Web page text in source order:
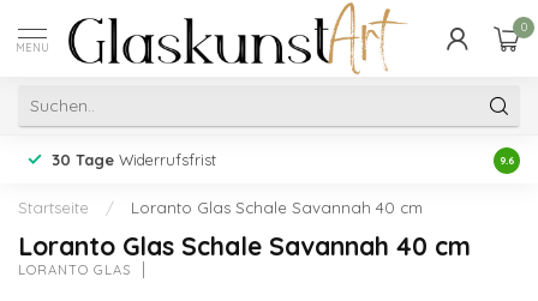
MENU
0
30 Tage Widerrufsfrist 9.6
Startseite / Loranto Glas Schale Savannah 40 cm
Loranto Glas Schale Savannah 40 cm
LORANTO GLAS